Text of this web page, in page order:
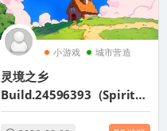
小游戏 城市营造
灵境之乡
Build.24596393（Spiritst
ead）免安装中文版